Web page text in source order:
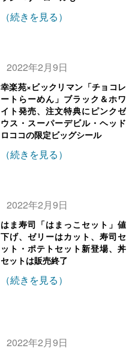
（続きを見る）
2022年2月9日
幸楽苑×ビックリマン「チョコレ
ートらーめん」ブラック＆ホワ
イト発売、注文特典にピンクゼ
ウス・スーパーデビル・ヘッド
ロココの限定ビッグシール
（続きを見る）
2022年2月9日
はま寿司「はまっこセット」値
下げ、ゼリーはカット、寿司セ
ット・ポテトセット新登場、丼
セットは販売終了
（続きを見る）
2022年2月9日